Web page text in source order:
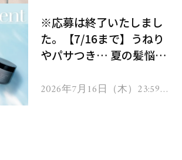
※応募は終了いたしまし
た。【7/16まで】うねり
やパサつき… 夏の髪悩み
ムを13名様にプレゼン
2026年7月16日（木）23:59ま